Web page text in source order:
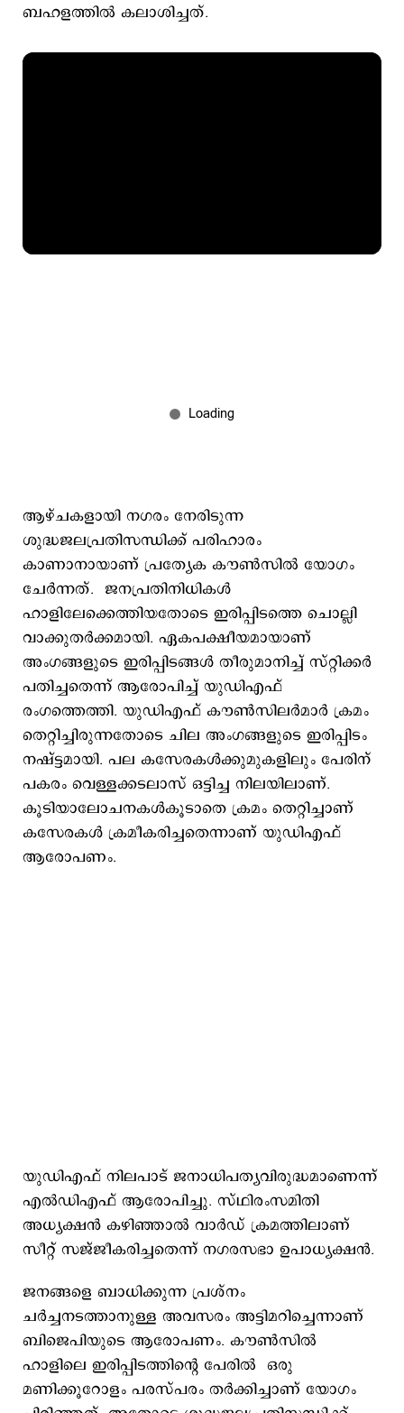
ബഹളത്തില്‍ കലാശിച്ചത്.
ആഴ്ചകളായി നഗരം നേരിടുന്ന
ശുദ്ധജലപ്രതിസന്ധിക്ക് പരിഹാരം
കാണാനായാണ് പ്രത്യേക കൗണ്‍സില്‍ യോഗം
ചേര്‍ന്നത്. ജനപ്രതിനിധികള്‍
ഹാളിലേക്കെത്തിയതോടെ ഇരിപ്പിടത്തെ ചൊല്ലി
വാക്കുതര്‍ക്കമായി. ഏകപക്ഷീയമായാണ്
അംഗങ്ങളുടെ ഇരിപ്പിടങ്ങള്‍ തീരുമാനിച്ച് സ്റ്റിക്കര്‍
പതിച്ചതെന്ന് ആരോപിച്ച് യുഡിഎഫ്
രംഗത്തെത്തി. യ‍ു‍ഡിഎഫ് കൗണ്‍സിലര്‍മാര്‍ ക്രമം
തെറ്റിച്ചിരുന്നതോടെ ചില അംഗങ്ങളുടെ ഇരിപ്പിടം
നഷ്ട്ടമായി. പല കസേരകള്‍ക്കുമുകളിലും പേരിന്
പകരം വെള്ളക്കടലാസ് ഒട്ടിച്ച നിലയിലാണ്.
കൂടിയാലോചനകള്‍കൂടാതെ ക്രമം തെറ്റിച്ചാണ്
കസേരകള്‍ ക്രമീകരിച്ചതെന്നാണ് യുഡിഎഫ്
ആരോപണം.
യുഡിഎഫ് നിലപാട് ജനാധിപത്യവിരുദ്ധമാണെന്ന്
എല്‍ഡിഎഫ് ആരോപിച്ചു. സ്ഥിരംസമിതി
അധ്യക്ഷന്‍ കഴിഞ്ഞാല്‍ വാര്‍ഡ് ക്രമത്തിലാണ്
സീറ്റ് സജ്ജീകരിച്ചതെന്ന് നഗരസഭാ ഉപാധ്യക്ഷന്‍.
ജനങ്ങളെ ബാധിക്കുന്ന പ്രശ്നം
ചര്‍ച്ചനടത്താനുള്ള അവസരം അട്ടിമറിച്ചെന്നാണ്
ബിജെപിയുടെ ആരോപണം. കൗണ്‍സില്‍
ഹാളിലെ ഇരിപ്പിടത്തിന്‍റെ പേരില്‍ ഒരു
മണിക്കൂറോളം പരസ്പരം തര്‍ക്കിച്ചാണ് യോഗം